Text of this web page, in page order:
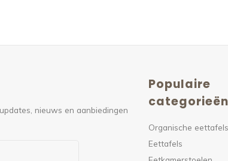
nieuws en aanbiedingen
Populaire
categorieën
Organische eettafels
Eettafels